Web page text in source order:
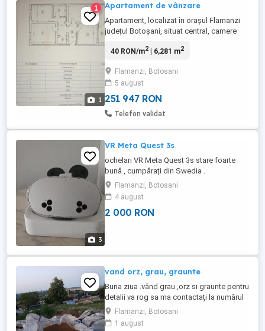
1
1 Apartament de vânzare
Apartament, localizat în orașul Flamanzi
județul Botoșani, situat central, camere
două băi. Prețul este negociabil, la fața
40 RON/m2| 6,281 m2
Flamanzi, Botosani
5 august
251 947 RON
Telefon validat
3
VR Meta Quest 3s
ochelari VR Meta Quest 3s stare foarte
bună , cumpărați din Swedia .
Flamanzi, Botosani
4 august
2 000 RON
vand orz, grau, graunte
Buna ziua .vând grau ,orz si graunte pentru
detalii va rog sa ma contactați la numărul
de telefon
Flamanzi, Botosani
1 august